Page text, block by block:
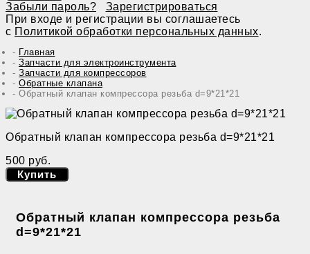
Забыли пароль?
Зарегистрироваться
При входе и регистрации вы соглашаетесь
с Политикой обработки персональных данных.
Главная
Запчасти для электроинструмента
Запчасти для компрессоров
Обратные клапана
Обратный клапан компрессора резьба d=9*21*21
Обратный клапан компрессора резьба d=9*21*21
500 руб.
Купить
Обратный клапан компрессора резьба
d=9*21*21